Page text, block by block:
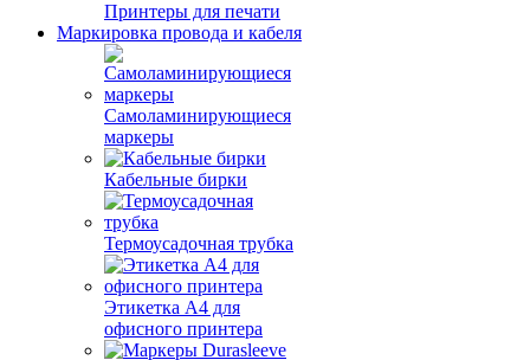
Принтеры для печати
Маркировка провода и кабеля
Самоламинирующиеся
маркеры
Кабельные бирки
Термоусадочная трубка
Этикетка А4 для
офисного принтера